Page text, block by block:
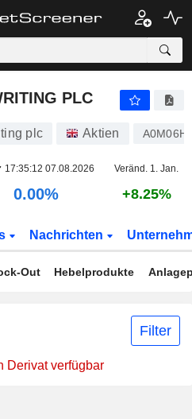
PLC
PLC
plc Aktien A0M06H
17:35:12 07.08.2026 Veränd. 1. Jan.
0.00% +8.25%
Nachrichten
Out Hebelprodukte
Filter
Derivat verfügbar